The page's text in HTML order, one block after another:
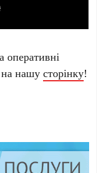
оперативні
на нашусторінку!